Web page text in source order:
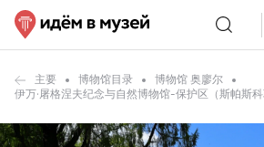
主要 博物馆目录
博物馆 奥廖尔
伊万·屠格涅夫纪念与自然博物馆-保护区（斯帕斯科